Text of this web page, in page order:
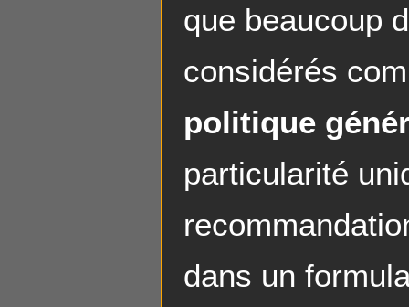
que beaucoup
considérés
politique
particularité
dans un